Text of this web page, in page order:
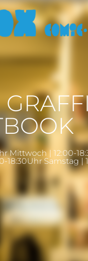
Mittwoch | 12:00-
18:30Uhr Samstag |